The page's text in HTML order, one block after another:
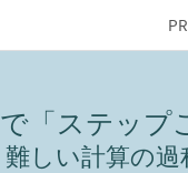
で「ステップ
難しい計算の